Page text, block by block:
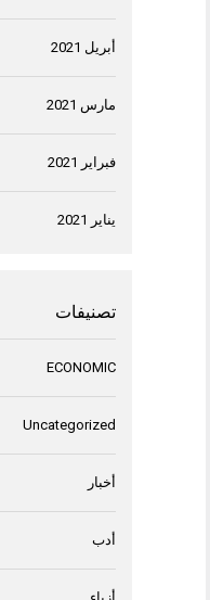
أبريل 2021
مارس 2021
فبراير 2021
يناير 2021
تصنيفات
ECONOMIC
Uncategorized
أخبار
أدب